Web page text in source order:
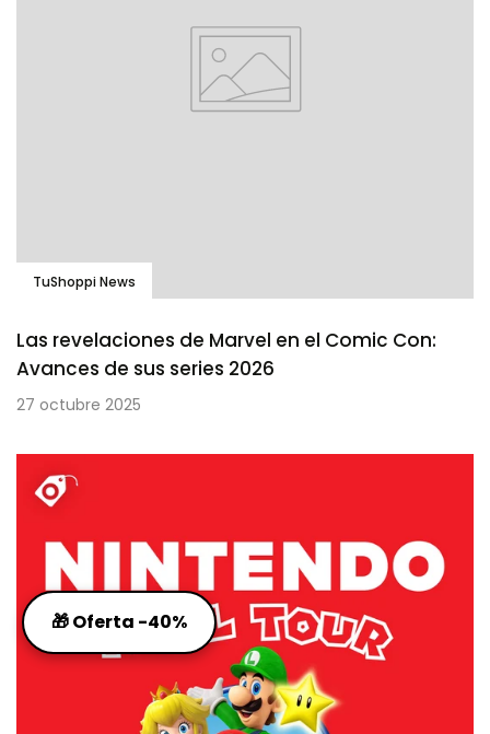
TuShoppi News
Las revelaciones de Marvel en el Comic Con:
Avances de sus series 2026
27 octubre 2025
🎁 Oferta -40%